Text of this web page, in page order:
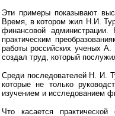
Эти примеры показывают
Время, в котором жил Н.И.
финансовой
практическим
работы российских ученых
создал труд, который
Среди последователей Н. И.
которые не только
изучением и исследованием
Что касается